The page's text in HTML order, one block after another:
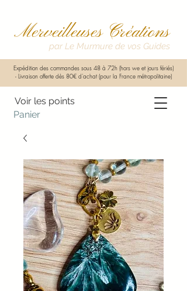
Merveilleuses Créations
Panier
Expédition des commandes sous 48 à 72h (hors we et jours fériés)
- Livraison offerte dès 80€ d'achat (pour la France métropolitaine)
par Le Murmure de vos Guides
Voir les points